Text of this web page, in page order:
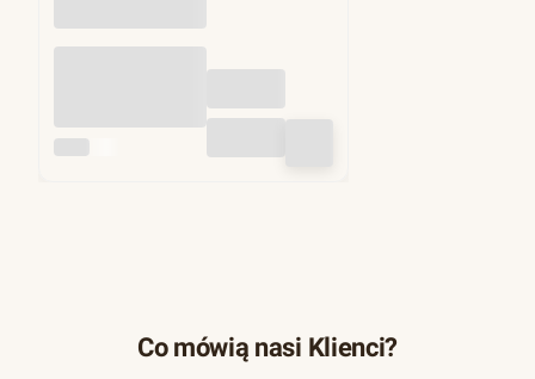
Co mówią nasi Klienci?